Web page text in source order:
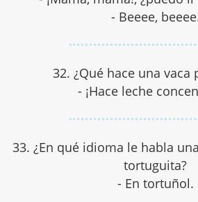
- Beeee,
32. ¿Qué hace una vaca
- ¡Hace leche
33. ¿En qué idioma le habla
tortuguita?
- En tortuñol.